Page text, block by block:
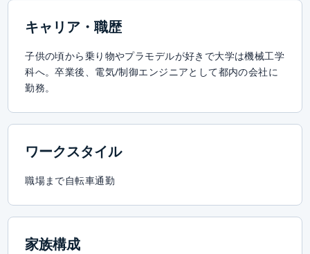
キャリア・職歴
子供の頃から乗り物やプラモデルが好きで大学は機械工学
科へ。卒業後、電気/制御エンジニアとして都内の会社に
勤務。
ワークスタイル
職場まで自転車通勤
家族構成